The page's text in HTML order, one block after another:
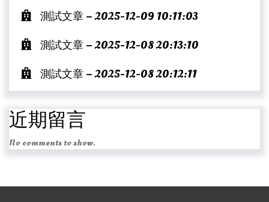
測試文章 – 2025-12-09 10:11:03
測試文章 – 2025-12-08 20:13:10
測試文章 – 2025-12-08 20:12:11
近期留言
No comments to show.